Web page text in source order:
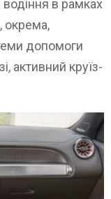
в рамках
окрема,
допомоги
активний круїз-